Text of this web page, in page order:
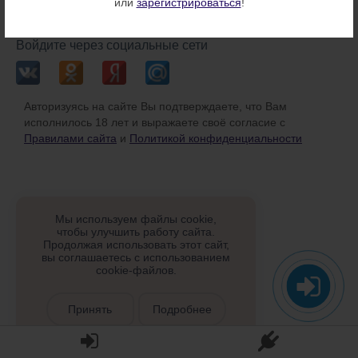
Войдите через социальные сети
Авторизуясь на сайте Вы подтверждаете, что Вам
исполнилось 18 лет и выражаете своё согласие с
Правилами сайта и Политикой конфиденциальности
Мы используем файлы cookie,
чтобы улучшить работу сайта.
Продолжая использовать этот сайт,
вы соглашаетесь с использованием
cookie-файлов.
Принять Подробнее